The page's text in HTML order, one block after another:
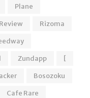
Plane
Review
Rizoma
Zundapp
[
Bosozoku
Cafe Rare